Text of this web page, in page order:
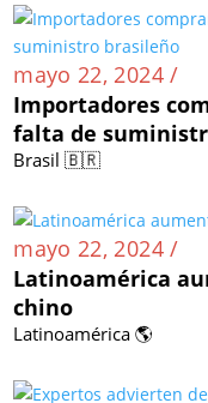
mayo 22, 2024 /
Importadores
falta de
Brasil 🇧🇷
mayo 22, 2024 /
Latinoamérica
chino
Latinoamérica 🌎